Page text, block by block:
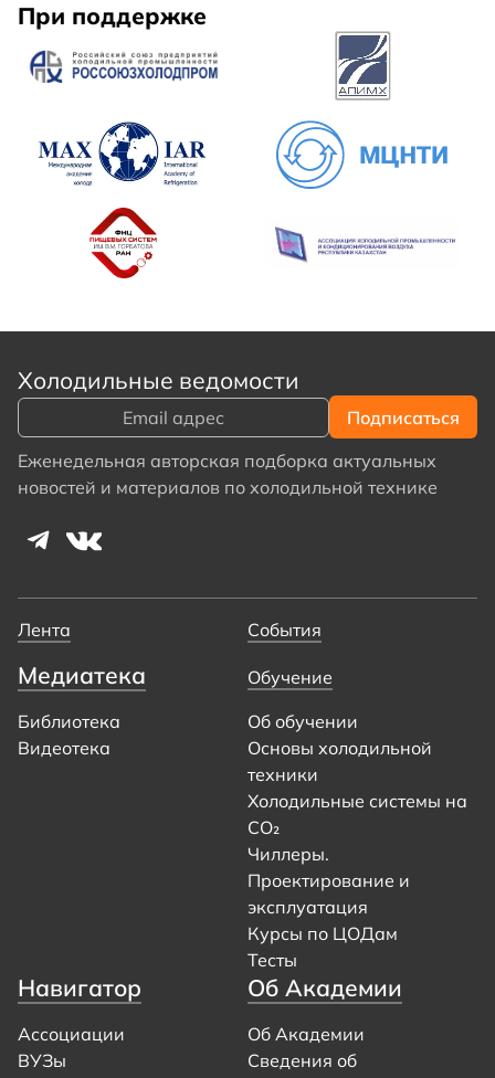
При поддержке
Холодильные ведомости
Еженедельная авторская подборка актуальных
новостей и материалов по холодильной технике
Лента События
Медиатека
Библиотека
Видеотека
Обучение
Об обучении
Основы холодильной
техники
Холодильные системы на
CO₂
Чиллеры.
Проектирование и
эксплуатация
Курсы по ЦОДам
Тесты
Навигатор
Ассоциации
ВУЗы
Об Академии
Об Академии
Сведения об